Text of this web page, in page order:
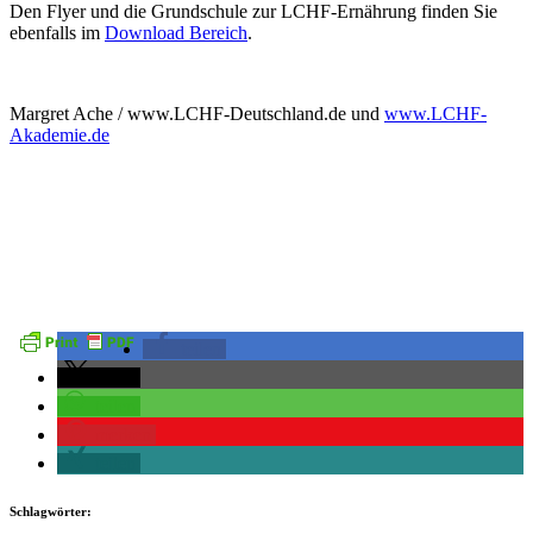
Den Flyer und die Grundschule zur LCHF-Ernährung finden Sie
ebenfalls im Download Bereich.
Margret Ache / www.LCHF-Deutschland.de und www.LCHF-
Akademie.de
Schlagwörter: